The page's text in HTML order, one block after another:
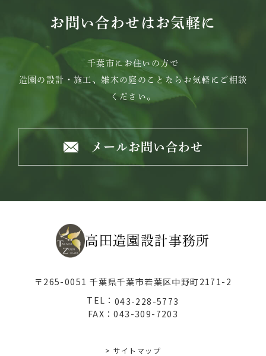
お問い合わせはお気軽に
千葉市にお住いの方で
造園の設計・施工、雑木の庭のことならお気軽にご相談
ください。
メールお問い合わせ
高田造園設計事務所
〒265-0051 千葉県千葉市若葉区中野町2171-2
TEL： 043-228-5773
FAX：043-309-7203
> サイトマップ